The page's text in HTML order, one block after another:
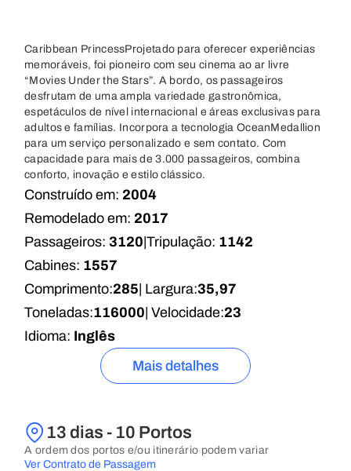
Caribbean PrincessProjetado para oferecer experiências
memoráveis, foi pioneiro com seu cinema ao ar livre
“Movies Under the Stars”. A bordo, os passageiros
desfrutam de uma ampla variedade gastronômica,
espetáculos de nível internacional e áreas exclusivas para
adultos e famílias. Incorpora a tecnologia OceanMedallion
para um serviço personalizado e sem contato. Com
capacidade para mais de 3.000 passageiros, combina
conforto, inovação e estilo clássico.
Construído em: 2004
Remodelado em: 2017
Passageiros: 3120 Tripulação: 1142
Cabines: 1557
Comprimento:285 | Largura:35,97
Toneladas:116000 | Velocidade:23
Idioma: Inglês
Mais detalhes
13 dias - 10 Portos
A ordem dos portos e/ou itinerário podem variar
Ver Contrato de Passagem